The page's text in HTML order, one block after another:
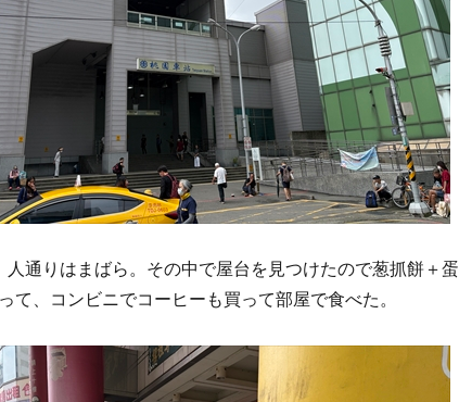
人通りはまばら。その中で屋台を見つけたので葱抓餅＋蛋
て、コンビニでコーヒーも買って部屋で食べた。